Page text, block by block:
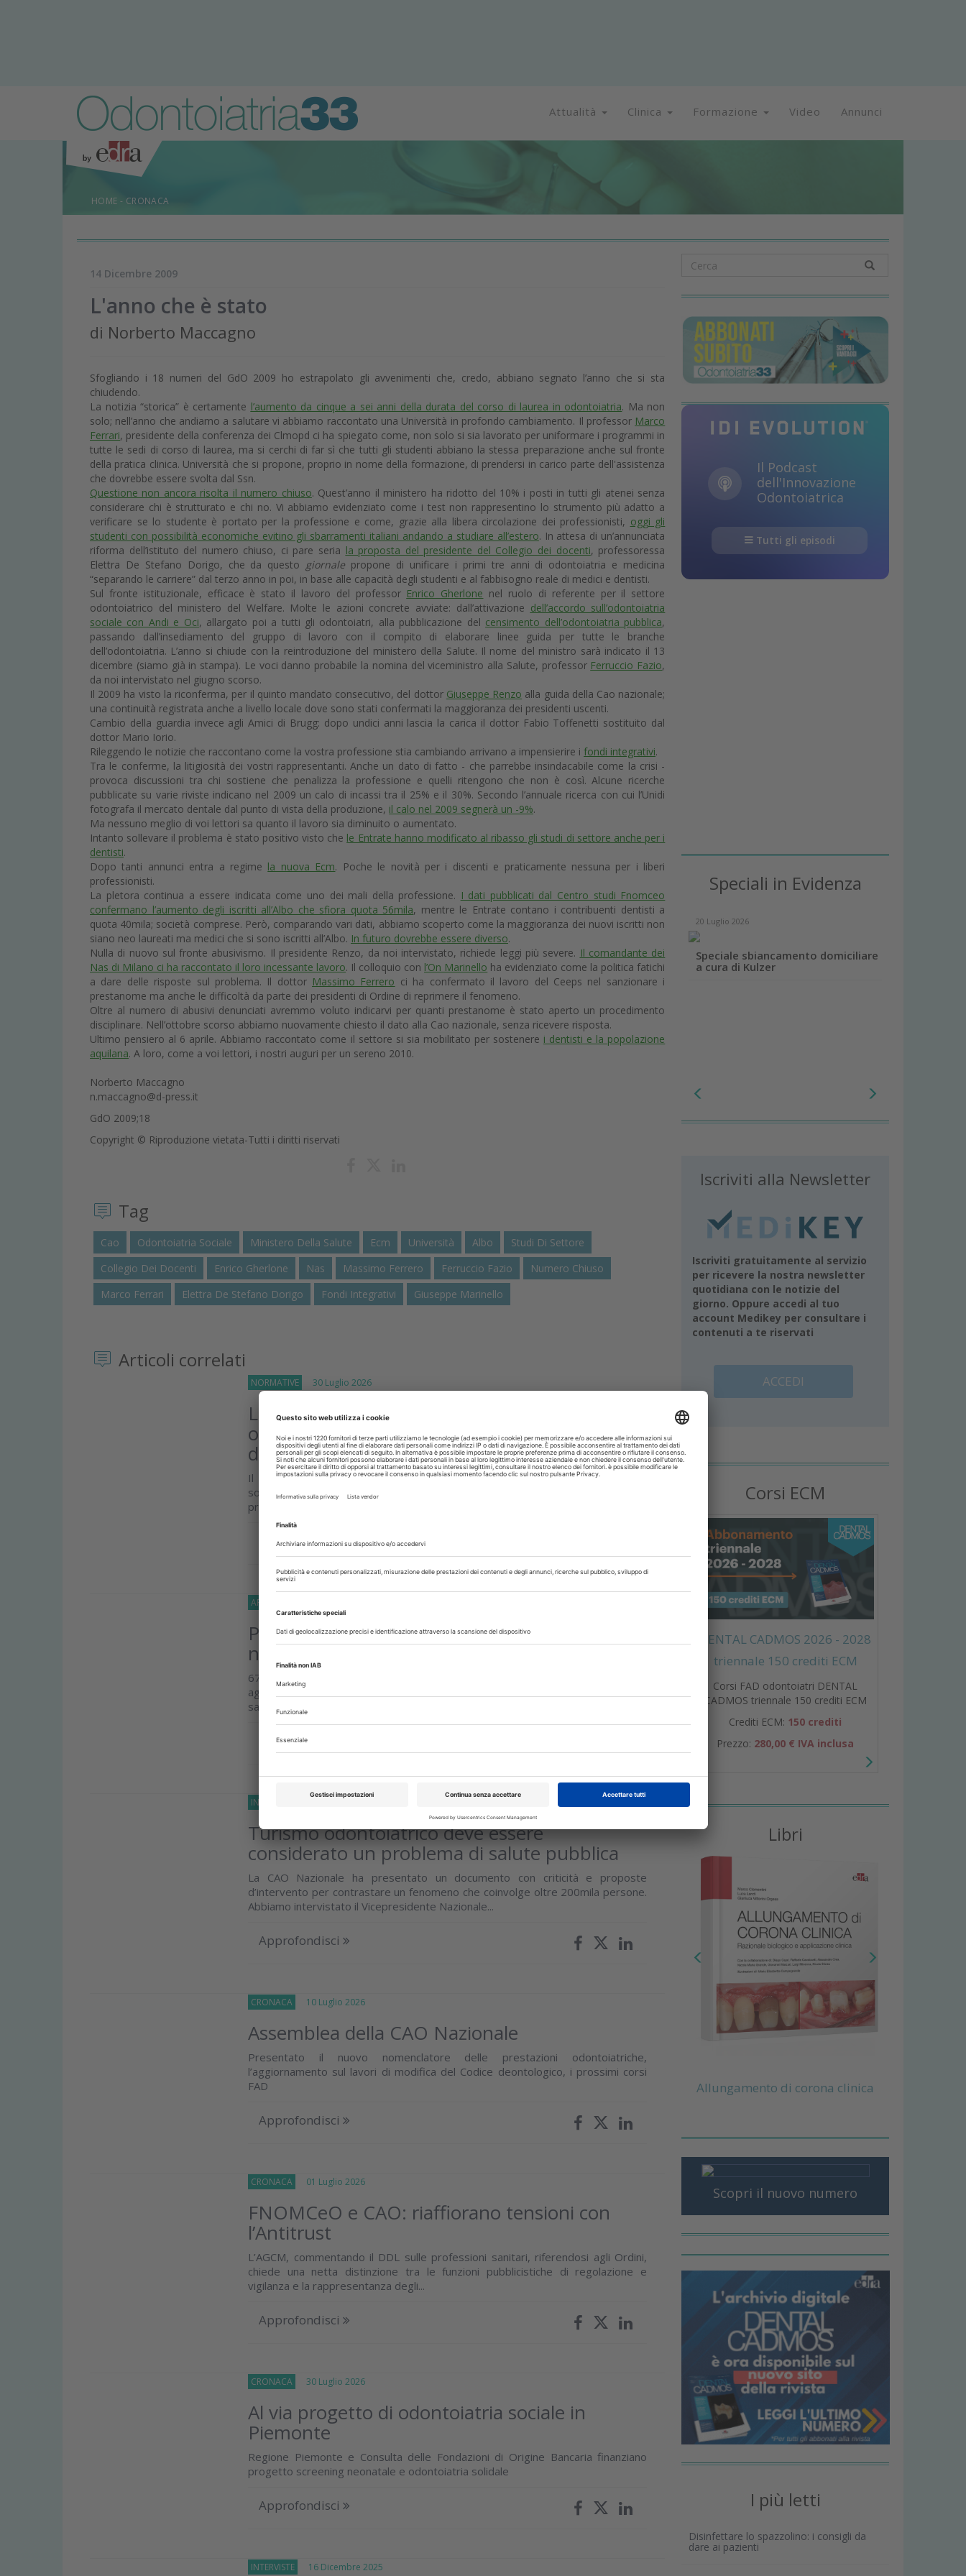
Attualità Clinica Formazione Video Annunci
HOME - CRONACA
14 Dicembre 2009
L'anno che è stato
di Norberto Maccagno
Sfogliando i 18 numeri del GdO 2009 ho estrapolato gli avvenimenti che, credo, abbiano segnato l’anno che si sta
chiudendo.
La notizia “storica” è certamente l’aumento da cinque a sei anni della durata del corso di laurea in odontoiatria. Ma non
solo; nell’anno che andiamo a salutare vi abbiamo raccontato una Università in profondo cambiamento. Il professor Marco
Ferrari, presidente della conferenza dei Clmopd ci ha spiegato come, non solo si sia lavorato per uniformare i programmi in
tutte le sedi di corso di laurea, ma si cerchi di far sì che tutti gli studenti abbiano la stessa preparazione anche sul fronte
della pratica clinica. Università che si propone, proprio in nome della formazione, di prendersi in carico parte dell'assistenza
che dovrebbe essere svolta dal Ssn.
Questione non ancora risolta il numero chiuso. Quest’anno il ministero ha ridotto del 10% i posti in tutti gli atenei senza
considerare chi è strutturato e chi no. Vi abbiamo evidenziato come i test non rappresentino lo strumento più adatto a
verificare se lo studente è portato per la professione e come, grazie alla libera circolazione dei professionisti, oggi gli
studenti con possibilità economiche evitino gli sbarramenti italiani andando a studiare all’estero. In attesa di un’annunciata
riforma dell’istituto del numero chiuso, ci pare seria la proposta del presidente del Collegio dei docenti, professoressa
Elettra De Stefano Dorigo, che da questo giornale propone di unificare i primi tre anni di odontoiatria e medicina
“separando le carriere” dal terzo anno in poi, in base alle capacità degli studenti e al fabbisogno reale di medici e dentisti.
Sul fronte istituzionale, efficace è stato il lavoro del professor Enrico Gherlone nel ruolo di referente per il settore
odontoiatrico del ministero del Welfare. Molte le azioni concrete avviate: dall’attivazione dell’accordo sull’odontoiatria
sociale con Andi e Oci, allargato poi a tutti gli odontoiatri, alla pubblicazione del censimento dell’odontoiatria pubblica,
passando dall’insediamento del gruppo di lavoro con il compito di elaborare linee guida per tutte le branche
dell’odontoiatria. L’anno si chiude con la reintroduzione del ministero della Salute. Il nome del ministro sarà indicato il 13
dicembre (siamo già in stampa). Le voci danno probabile la nomina del viceministro alla Salute, professor Ferruccio Fazio,
da noi intervistato nel giugno scorso.
Il 2009 ha visto la riconferma, per il quinto mandato consecutivo, del dottor Giuseppe Renzo alla guida della Cao nazionale;
una continuità registrata anche a livello locale dove sono stati confermati la maggioranza dei presidenti uscenti.
Cambio della guardia invece agli Amici di Brugg: dopo undici anni lascia la carica il dottor Fabio Toffenetti sostituito dal
dottor Mario Iorio.
Rileggendo le notizie che raccontano come la vostra professione stia cambiando arrivano a impensierire i fondi integrativi.
Tra le conferme, la litigiosità dei vostri rappresentanti. Anche un dato di fatto - che parrebbe insindacabile come la crisi -
provoca discussioni tra chi sostiene che penalizza la professione e quelli ritengono che non è così. Alcune ricerche
pubblicate su varie riviste indicano nel 2009 un calo di incassi tra il 25% e il 30%. Secondo l’annuale ricerca con cui l’Unidi
fotografa il mercato dentale dal punto di vista della produzione, il calo nel 2009 segnerà un -9%.
Ma nessuno meglio di voi lettori sa quanto il lavoro sia diminuito o aumentato.
Intanto sollevare il problema è stato positivo visto che le Entrate hanno modificato al ribasso gli studi di settore anche per i
dentisti.
Dopo tanti annunci entra a regime la nuova Ecm. Poche le novità per i discenti e praticamente nessuna per i liberi
professionisti.
La pletora continua a essere indicata come uno dei mali della professione. I dati pubblicati dal Centro studi Fnomceo
confermano l’aumento degli iscritti all’Albo che sfiora quota 56mila, mentre le Entrate contano i contribuenti dentisti a
quota 40mila; società comprese. Però, comparando vari dati, abbiamo scoperto come la maggioranza dei nuovi iscritti non
siano neo laureati ma medici che si sono iscritti all’Albo. In futuro dovrebbe essere diverso.
Nulla di nuovo sul fronte abusivismo. Il presidente Renzo, da noi intervistato, richiede leggi più severe. Il comandante dei
Nas di Milano ci ha raccontato il loro incessante lavoro. Il colloquio con l’On Marinello ha evidenziato come la politica fatichi
a dare delle risposte sul problema. Il dottor Massimo Ferrero ci ha confermato il lavoro del Ceeps nel sanzionare i
prestanome ma anche le difficoltà da parte dei presidenti di Ordine di reprimere il fenomeno.
Oltre al numero di abusivi denunciati avremmo voluto indicarvi per quanti prestanome è stato aperto un procedimento
disciplinare. Nell’ottobre scorso abbiamo nuovamente chiesto il dato alla Cao nazionale, senza ricevere risposta.
Ultimo pensiero al 6 aprile. Abbiamo raccontato come il settore si sia mobilitato per sostenere i dentisti e la popolazione
aquilana. A loro, come a voi lettori, i nostri auguri per un sereno 2010.
Norberto Maccagno
n.maccagno@d-press.it
GdO 2009;18
Copyright © Riproduzione vietata-Tutti i diritti riservati
Tag
Cao Odontoiatria Sociale Ministero Della Salute Ecm Università Albo
Studi Di Settore
Collegio Dei Docenti
Enrico Gherlone Nas Massimo Ferrero Ferruccio Fazio
Numero Chiuso
Marco Ferrari
Elettra De Stefano Dorigo Fondi Integrativi Giuseppe Marinello
Articoli correlati
NORMATIVE 30 Luglio 2026
La CAO richiama i direttori sanitari agli
obblighi di comunicazione all'Ordine
dell’assunzione dell’incarico
Il presidente della Commissione Albo Odontoiatri Andrea Senna interviene sui
social per ricordare ai professionisti un adempimento spesso trascurato ma
previsto dalla normativa e...
Approfondisci
APPROFONDIMENTI
Presentato ai presidenti CAO il nuovo
nomenclatore odontoiatrico
674 prestazioni descritte e codificate in un sistema univoco, digitale e
aggiornabile, pensato per professionisti, istituzioni, assicurazioni e Servizio
sanitario
Approfondisci
INTERVISTE
Turismo odontoiatrico deve essere
considerato un problema di salute pubblica
La CAO Nazionale ha presentato un documento con criticità e proposte
d’intervento per contrastare un fenomeno che coinvolge oltre 200mila persone.
Abbiamo intervistato il Vicepresidente Nazionale...
Approfondisci
CRONACA 10 Luglio 2026
Assemblea della CAO Nazionale
Presentato il nuovo nomenclatore delle prestazioni odontoiatriche,
l’aggiornamento sul lavori di modifica del Codice deontologico, i prossimi corsi
FAD
Approfondisci
CRONACA 01 Luglio 2026
FNOMCeO e CAO: riaffiorano tensioni con
l’Antitrust
L’AGCM, commentando il DDL sulle professioni sanitari, riferendosi agli Ordini,
chiede una netta distinzione tra le funzioni pubblicistiche di regolazione e
vigilanza e la rappresentanza degli...
Approfondisci
CRONACA 30 Luglio 2026
Al via progetto di odontoiatria sociale in
Piemonte
Regione Piemonte e Consulta delle Fondazioni di Origine Bancaria finanziano
progetto screening neonatale e odontoiatria solidale
Approfondisci
INTERVISTE 16 Dicembre 2025
Il Podcast
dell'Innovazione
Odontoiatrica
Tutti gli episodi
Speciali in Evidenza
20 Luglio 2026
Speciale sbiancamento domiciliare
a cura di Kulzer
Iscriviti alla Newsletter
Iscriviti gratuitamente al servizio
per ricevere la nostra newsletter
quotidiana con le notizie del
giorno. Oppure accedi al tuo
account Medikey per consultare i
contenuti a te riservati
ACCEDI
Corsi ECM
DENTAL CADMOS 2026 - 2028
triennale 150 crediti ECM
Corsi FAD odontoiatri DENTAL
CADMOS triennale 150 crediti ECM
Crediti ECM: 150 crediti
Prezzo: 280,00 € IVA inclusa
Libri
Allungamento di corona clinica
Scopri il nuovo numero
I più letti
Disinfettare lo spazzolino: i consigli da
dare ai pazienti